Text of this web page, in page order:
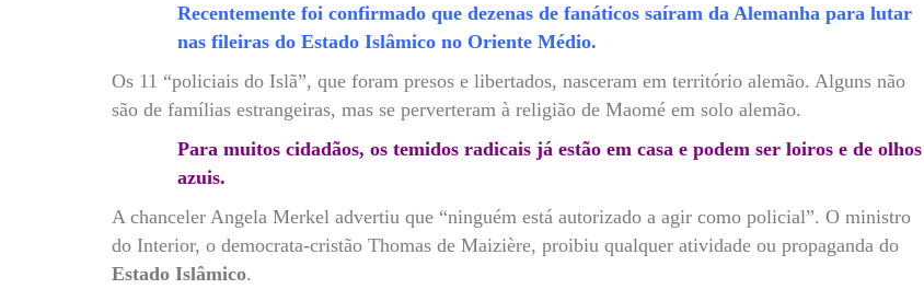
Recentemente foi confirmado que dezenas de fanáticos saíram da Alemanha para lutar
nas fileiras do Estado Islâmico no Oriente Médio.
Os 11 “policiais do Islã”, que foram presos e libertados, nasceram em território alemão. Alguns não
são de famílias estrangeiras, mas se perverteram à religião de Maomé em solo alemão.
Para muitos cidadãos, os temidos radicais já estão em casa e podem ser loiros e de olhos
azuis.
A chanceler Angela Merkel advertiu que “ninguém está autorizado a agir como policial”. O ministro
do Interior, o democrata-cristão Thomas de Maizière, proibiu qualquer atividade ou propaganda do
Estado Islâmico.